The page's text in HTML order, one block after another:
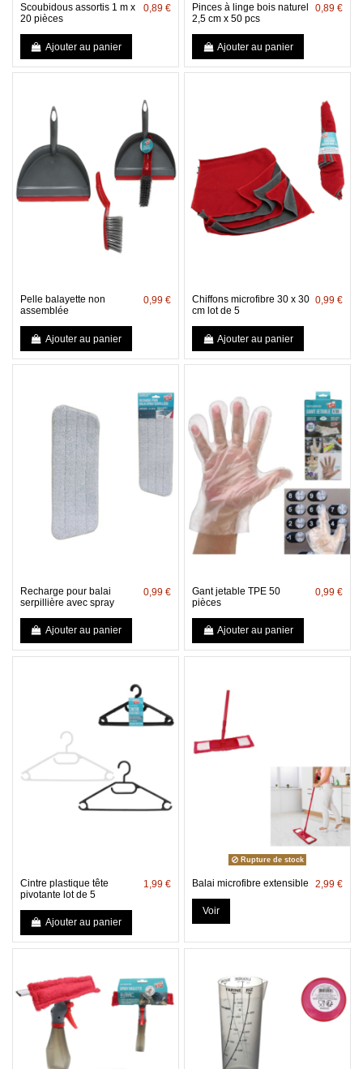
Scoubidous assortis 1 m x
20 pièces
0,89 €
Ajouter au panier
Pinces à linge bois naturel
2,5 cm x 50 pcs
0,89 €
Ajouter au panier
Pelle balayette non
assemblée
0,99 €
Ajouter au panier
Chiffons microfibre 30 x 30
cm lot de 5
0,99 €
Ajouter au panier
Recharge pour balai
serpillière avec spray
0,99 €
Ajouter au panier
Gant jetable TPE 50
pièces
0,99 €
Ajouter au panier
Cintre plastique tête
pivotante lot de 5
1,99 €
Ajouter au panier
Rupture de stock
Balai microfibre extensible 2,99 €
Voir